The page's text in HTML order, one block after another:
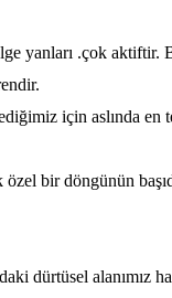
yanları .çok aktiftir.
için aslında en
bir döngünün
dürtüsel alanımız